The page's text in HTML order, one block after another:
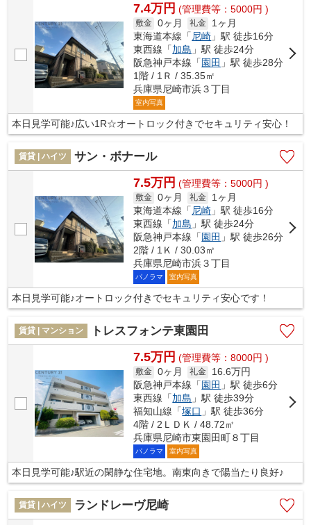
7.4万円 (管理費等：5000円 )
敷金 0ヶ月 礼金
1ヶ月
東海道本線「尼崎 」駅 徒歩16分
東西線「加島 」駅 徒歩24分
阪急神戸本線「園田 」駅 徒歩28分
1階 / 1Ｒ / 35.35㎡
兵庫県尼崎市浜３丁目
室内写真
本日見学可能♪広い1R☆オートロック付きでセキュリティ安心！
賃貸 | ハイツ サン・ボナール
7.5万円 (管理費等：5000円 )
敷金 0ヶ月 礼金
1ヶ月
東海道本線「尼崎 」駅 徒歩16分
東西線「加島 」駅 徒歩24分
阪急神戸本線「園田 」駅 徒歩26分
2階 / 1Ｋ / 30.03㎡
兵庫県尼崎市浜３丁目
パノラマ 室内写真
本日見学可能♪オートロック付きでセキュリティ安心です！
賃貸 | マンション トレスフォンテ東園田
7.5万円 (管理費等：8000円 )
敷金 0ヶ月 礼金
16.6万円
阪急神戸本線「園田 」駅 徒歩6分
東西線「加島 」駅 徒歩39分
福知山線「塚口 」駅 徒歩36分
4階 / 2ＬＤＫ / 48.72㎡
兵庫県尼崎市東園田町８丁目
パノラマ 室内写真
本日見学可能♪駅近の閑静な住宅地。南東向きで陽当たり良好♪
賃貸 | ハイツ ランドレーヴ尼崎